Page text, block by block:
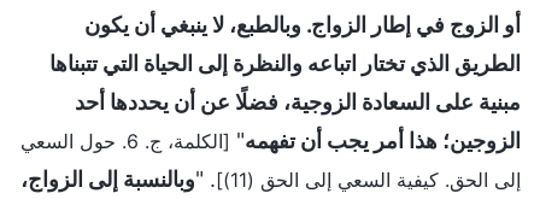
أو الزوج في إطار الزواج. وبالطبع، لا ينبغي أن يكون
الطريق الذي تختار اتباعه والنظرة إلى الحياة التي تتبناها
مبنية على السعادة الزوجية، فضلًا عن أن يحددها أحد
الزوجين؛ هذا أمر يجب أن تفهمه"
[الكلمة، ج. 6. حول السعي
إلى الحق. كيفية السعي إلى الحق (11)]
. "وبالنسبة إلى الزواج،